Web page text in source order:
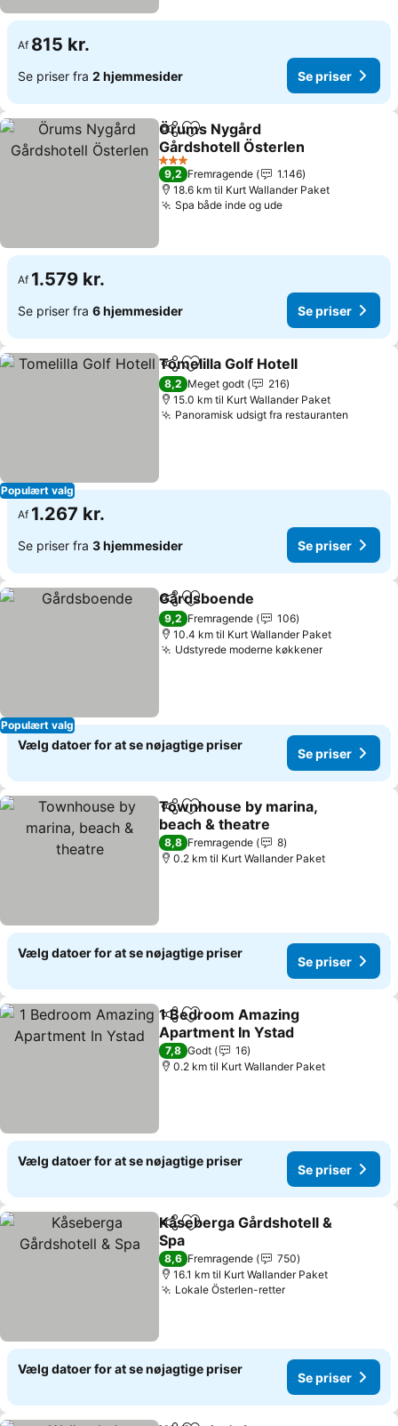
Af 815 kr.
Se priser fra 2 hjemmesider Se priser
Del Føj til favoritter
Örums Nygård
Gårdshotell Österlen
Se priser
3 Stjerner
9,2 Fremragende
1.146
18.6 km til Kurt Wallander Paket
Spa både inde og udeSe priser
Af 1.579 kr.
Se priser fra 6 hjemmesider Se priser
Populært valg
Del Føj til favoritter
Tomelilla Golf Hotell
8,2 Meget godt
216
15.0 km til Kurt Wallander Paket
Panoramisk udsigt fra restauranten
Af 1.267 kr.
Se priser fra 3 hjemmesider Se priser
Populært valg
Del Føj til favoritter
Gårdsboende
9,2 Fremragende
106
10.4 km til Kurt Wallander Paket
Udstyrede moderne køkkenerSe priser
Vælg datoer for at se nøjagtige priser
Se priser
Del Føj til favoritter
Townhouse by marina,
beach & theatre
Se priser
8,8 Fremragende
8
0.2 km til Kurt Wallander Paket
Vælg datoer for at se nøjagtige priser
Se priser
Del Føj til favoritter
1 Bedroom Amazing
Apartment In Ystad
Se priser
7,8 Godt
16
0.2 km til Kurt Wallander Paket
Vælg datoer for at se nøjagtige priser
Se priser
Del Føj til favoritter
Kåseberga Gårdshotell &
Spa
Se priser
8,6 Fremragende
750
16.1 km til Kurt Wallander Paket
Lokale Österlen-retterSe priser
Vælg datoer for at se nøjagtige priser
Se priser